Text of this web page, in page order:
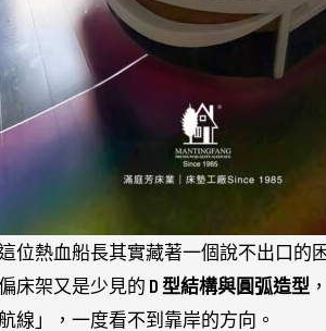
位熱血船長其實藏著一個說不出口
床架又是少見的 D 型結構與圓弧造型
航線」，一度看不到靠岸的方向。